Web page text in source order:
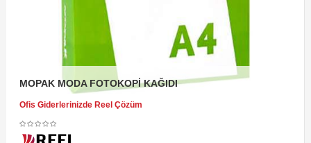
MOPAK MODA FOTOKOPİ KAĞIDI
Ofis Giderlerinizde Reel Çözüm